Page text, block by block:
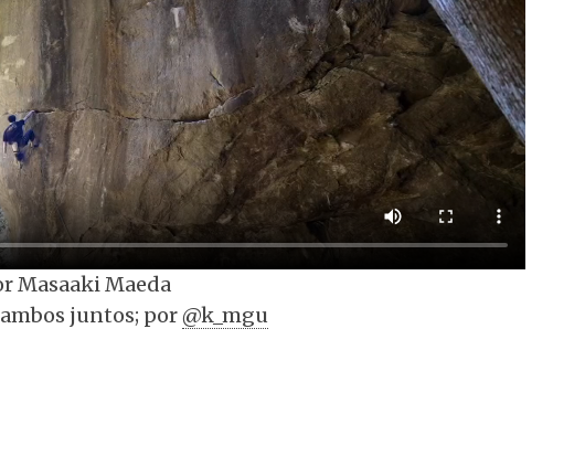
Masaaki Maeda
juntos; por@k_mgu